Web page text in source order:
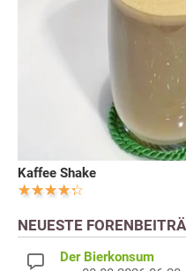
Kaffee Shake
NEUESTE
Der Bierkonsum